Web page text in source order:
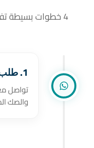
4 خطوات بسيطة تفصلك عن إنجاز معاملتك رسمياً
1. طلب الخدمة
تواصل
والصك